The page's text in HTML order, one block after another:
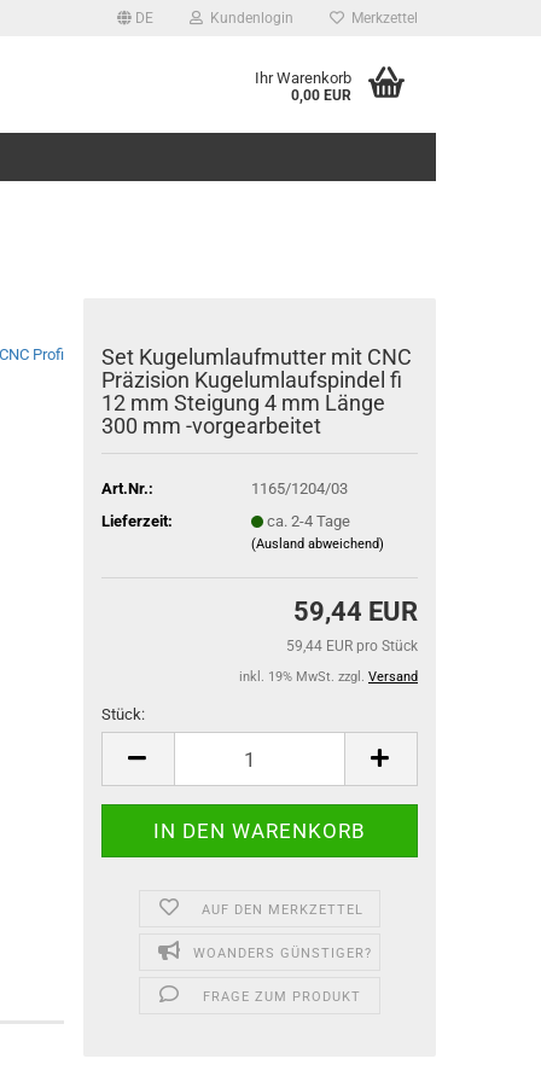
DE Kundenlogin Merkzettel
Ihr Warenkorb
0,00 EUR
CNC Profi
Set Kugelumlaufmutter mit CNC
Präzision Kugelumlaufspindel fi
12 mm Steigung 4 mm Länge
300 mm -vorgearbeitet
Art.Nr.:
1165/1204/03
Lieferzeit:
ca. 2-4 Tage
(Ausland abweichend)
59,44 EUR
59,44 EUR pro Stück
inkl. 19% MwSt. zzgl. Versand
Stück:
Stück
AUF DEN MERKZETTEL
WOANDERS GÜNSTIGER?
FRAGE ZUM PRODUKT